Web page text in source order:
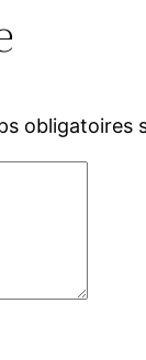
obligatoires